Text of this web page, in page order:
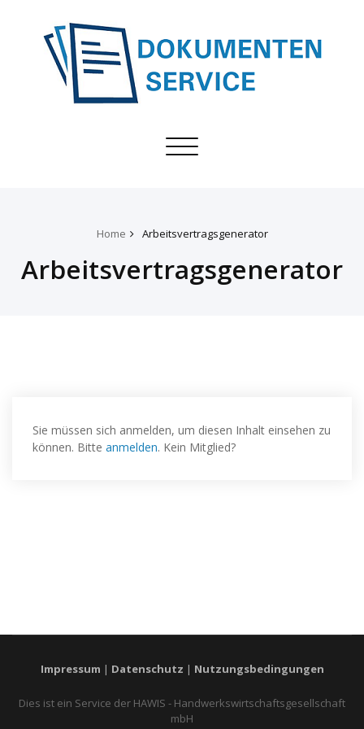
Toggle
Home Arbeitsvertragsgenerator
Arbeitsvertragsgenerator
Sie müssen sich anmelden, um diesen Inhalt einsehen zu
können. Bitte anmelden. Kein Mitglied?
Impressum | Datenschutz | Nutzungsbedingungen
Dies ist ein Service der HAWIS - Handwerkswirtschaftsgesellschaft
mbH